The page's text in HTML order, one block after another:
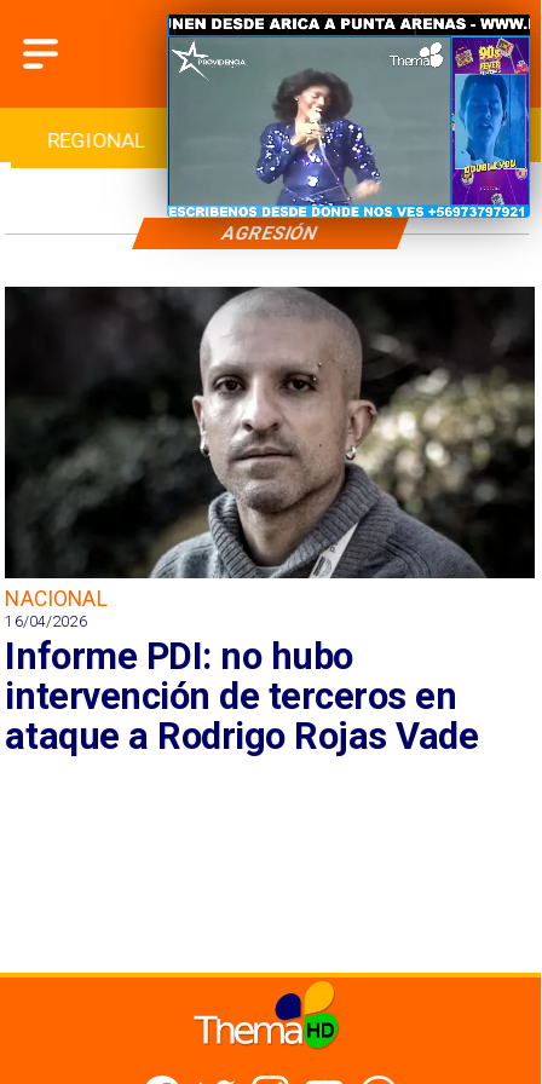
REGIONAL INTERNACIONAL DEPORTES
NACIONAL
16/04/2026
Informe PDI: no hubo
intervención de terceros en
ataque a Rodrigo Rojas Vade
AGRESIÓN